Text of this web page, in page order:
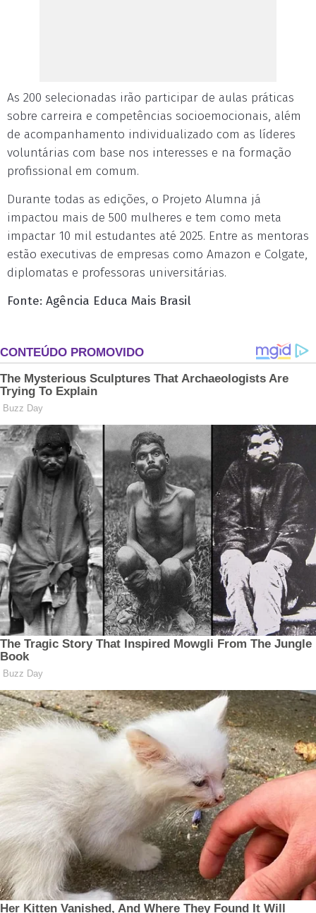
As 200 selecionadas irão participar de aulas práticas
sobre carreira e competências socioemocionais, além
de acompanhamento individualizado com as líderes
voluntárias com base nos interesses e na formação
profissional em comum.
Durante todas as edições, o Projeto Alumna já
impactou mais de 500 mulheres e tem como meta
impactar 10 mil estudantes até 2025. Entre as mentoras
estão executivas de empresas como Amazon e Colgate,
diplomatas e professoras universitárias.
Fonte: Agência Educa Mais Brasil